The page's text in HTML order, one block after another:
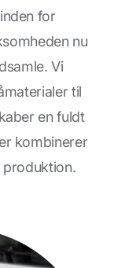
for
nu
Vi
til
en fuldt
kombinerer